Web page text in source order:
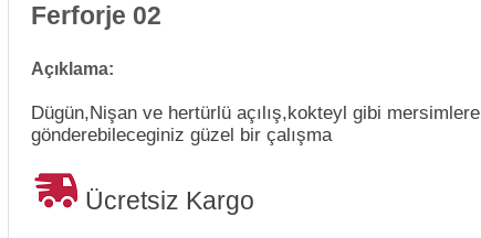
Ferforje 02
Açıklama:
Dügün,Nişan ve hertürlü açılış,kokteyl gibi mersimlere
gönderebileceginiz güzel bir çalışma
Ücretsiz Kargo